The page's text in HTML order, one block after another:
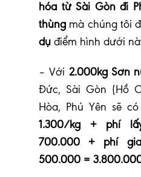
hóa từ Sài Gòn đi
thùng mà chúng tôi
dụ điểm hình dưới
– Với 2.000kg Sơn
Đức, Sài Gòn (Hồ
Hòa, Phú Yên sẽ
1.300/kg + phí
700.000 + phí
500.000 =